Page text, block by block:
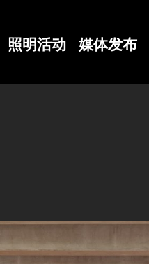
照明活动 媒体发布